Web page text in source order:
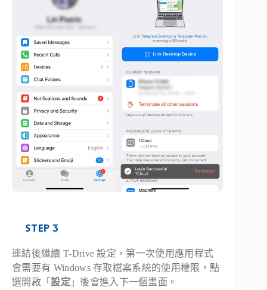
STEP 3
連結後繼續 T-Drive 設定，第一次使用應用程式
會需要有 Windows 存取檔案系統的使用權限，點
選開啟「設定」後會進入下一個畫面。